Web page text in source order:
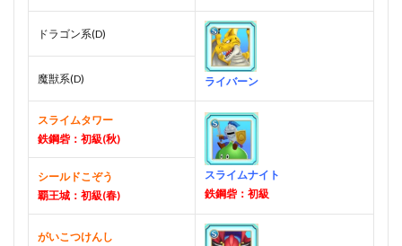
ドラゴン系(D)
ライバーン
魔獣系(D)
スライムタワー
鉄鋼砦：初級(秋)
スライムナイト
鉄鋼砦：初級
シールドこぞう
覇王城：初級(春)
がいこつけんし